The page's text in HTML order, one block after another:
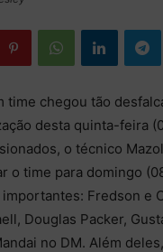
time chegou tão
desta quinta-feira
o técnico
o time para domingo
Fredson e
Douglas Packer,
no DM. Além